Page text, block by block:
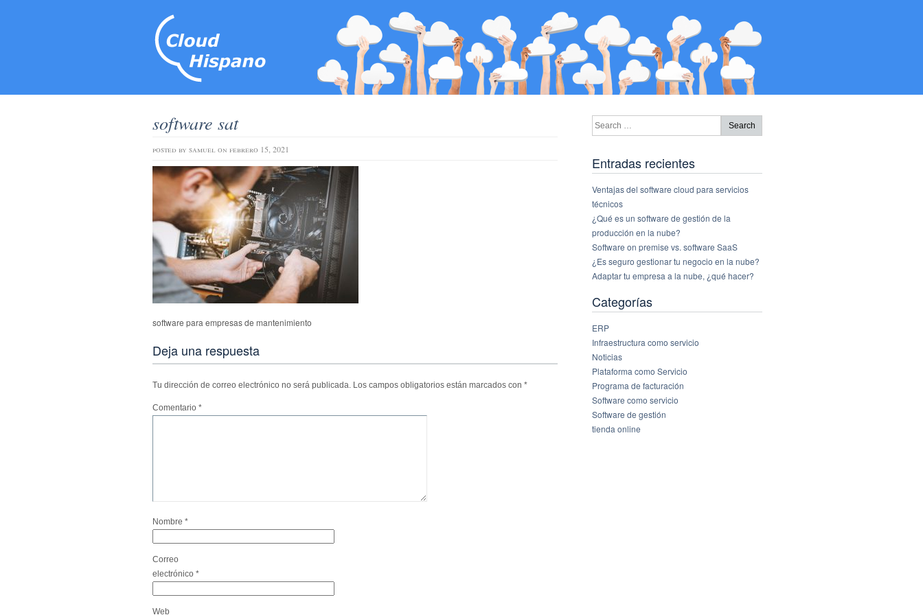
software sat
posted by samuel on febrero 15, 2021
software para empresas de mantenimiento
Deja una respuesta
Tu dirección de correo electrónico no será publicada. Los campos obligatorios están marcados con *
Comentario *
Nombre *
Correo
electrónico *
Web
Entradas recientes
Ventajas del software cloud para servicios
técnicos
¿Qué es un software de gestión de la
producción en la nube?
Software on premise vs. software SaaS
¿Es seguro gestionar tu negocio en la nube?
Adaptar tu empresa a la nube, ¿qué hacer?
Categorías
ERP
Infraestructura como servicio
Noticias
Plataforma como Servicio
Programa de facturación
Software como servicio
Software de gestión
tienda online